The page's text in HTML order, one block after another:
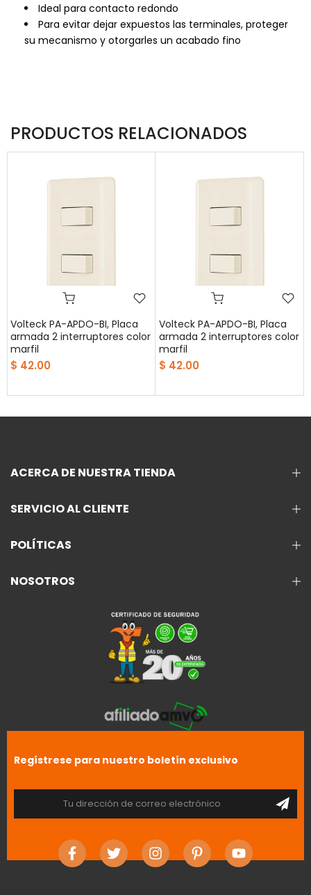
Ideal para contacto redondo
Para evitar dejar expuestos las terminales, proteger
su mecanismo y otorgarles un acabado fino
PRODUCTOS RELACIONADOS
Volteck PA-APDO-BI, Placa
armada 2 interruptores color
marfil
$ 42.00
Volteck PA-APDO-BI, Placa
armada 2 interruptores color
marfil
$ 42.00
ACERCA DE NUESTRA TIENDA
SERVICIO AL CLIENTE
POLÍTICAS
NOSOTROS
Regístrese para nuestro boletín exclusivo